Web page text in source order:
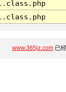
www.365jz.com已